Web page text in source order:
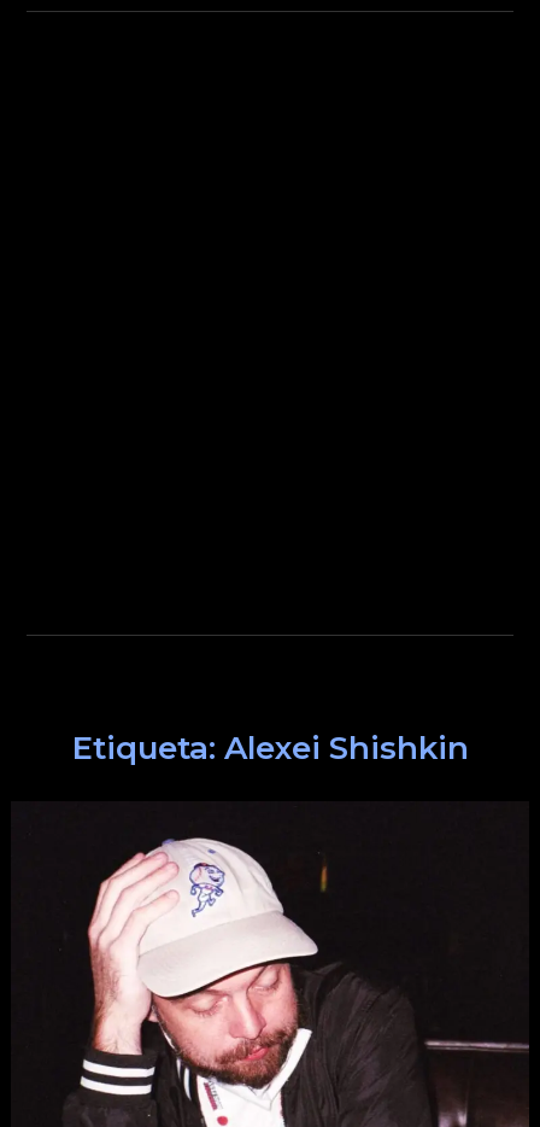
Etiqueta: Alexei Shishkin